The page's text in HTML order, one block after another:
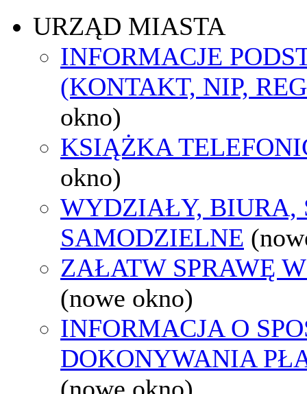
URZĄD MIASTA
INFORMACJE
(KONTAKT, NIP,
okno)
KSIĄŻKA
okno)
WYDZIAŁY, BIURA,
SAMODZIELNE
ZAŁATW SPRAWĘ
(nowe okno)
INFORMACJA O
DOKONYWANIA